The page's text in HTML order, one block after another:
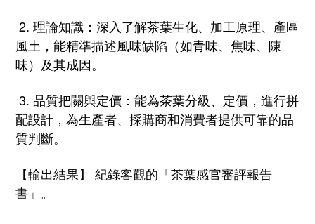
2. 理論知識：深入了解茶葉生化、加工原理、產區
風土， 能精準描述風味缺陷（如青味、焦味、陳
味）及其成因。
3. 品質把關與定價：能為茶葉分級、定價，進行拼
配設計，為生產者、 採購商和消費者提供可靠的品
質判斷。
【輸出結果】 紀錄客觀的「茶葉感官審評報告
書」。